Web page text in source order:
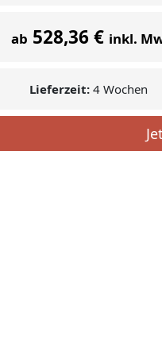
ab 528,36 € inkl.
Lieferzeit: 4 Wochen